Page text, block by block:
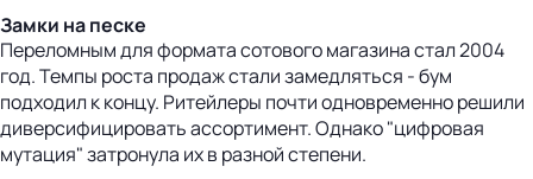
Замки на песке
Переломным для формата сотового магазина стал 2004
год. Темпы роста продаж стали замедляться - бум
подходил к концу. Ритейлеры почти одновременно решили
диверсифицировать ассортимент. Однако "цифровая
мутация" затронула их в разной степени.